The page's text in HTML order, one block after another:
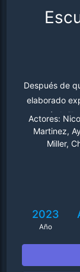
Después de
elaborado
más
experimento
se enfrentan
Actores:
Martinez,
Miller,
2023
Año